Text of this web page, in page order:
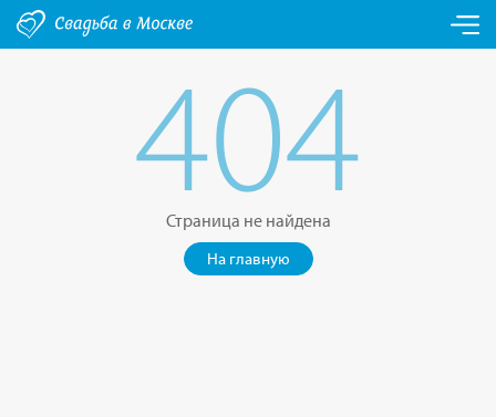
404
Страница не найдена
На главную